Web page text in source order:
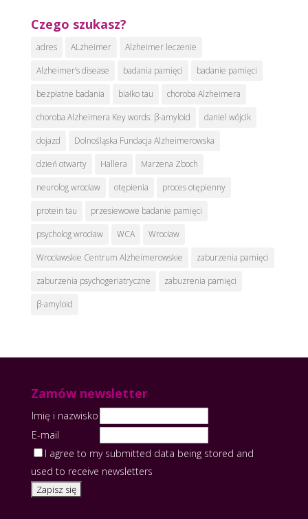
Czego szukasz?
adres ALzheimer
Alzheimer leczenie
Alzheimer’s disease
badania pamięci
badanie pamięci
bezpłatne badania
białko tau
choroba Alzheimera
choroba Alzheimera Key words: β-amyloid
daniel wójcik
dojazd
Dolnośląska Fundacja Alzheimerowska
dzień otwarty
Hallera
Marzena Zboch
neurolog wrocław
otępienia
proces otępienny
protein tau
przesiewowe badanie pamięci
psycholog wrocław
WCA
Wrocław
Wrocławskie Centrum Alzheimerowskie
zaburzenia pamięci
zaburzenia psychogeriatryczne
zabuzrenia pamięci
β-amyloid
Zamów newsletter
Imię i nazwisko
E-mail
I agree to my submitted data being stored and
used to receive newsletters